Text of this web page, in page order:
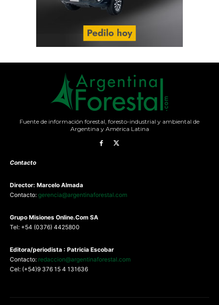
Fuente de información forestal, foresto-industrial y ambiental de
Argentina y América Latina
Contacto
Director: Marcelo Almada
Contacto: gerencia@argentinaforestal.com
Grupo Misiones Online.Com SA
Tel: +54 (0376) 4425800
Editora/periodista : Patricia Escobar
Contacto: redaccion@argentinaforestal.com
Cel: (+54)9 376 15 4 131636